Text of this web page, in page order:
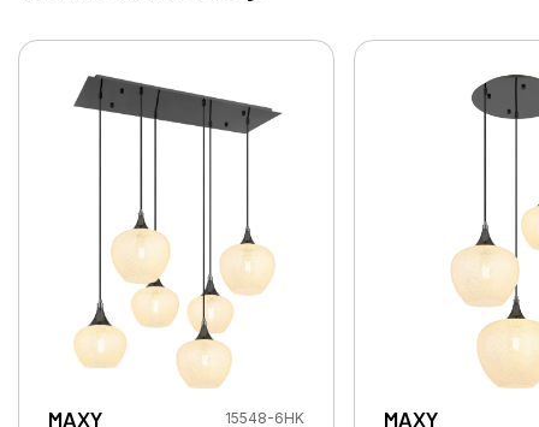
MAXY 15548-6HK MAXY